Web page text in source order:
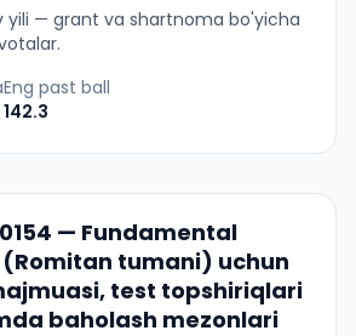
yili — grant va shartnoma bo'yicha
Eng past ball
142.3
— Fundamental
tumani) uchun
test topshiriqlari
baholash mezonlari